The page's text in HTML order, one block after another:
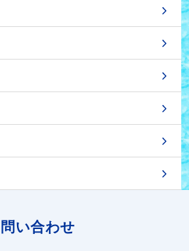
い合わせ